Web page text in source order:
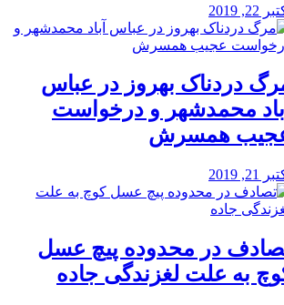
22, 2019
دردناک بهروز در عباس
آباد محمدشهر و درخواست
همسرش
21, 2019
در محدوده پیچ عسل
به علت لغزندگی جاده